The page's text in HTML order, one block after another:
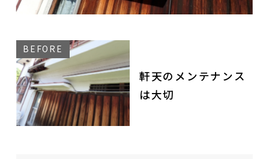
軒天のメンテナンス
は大切